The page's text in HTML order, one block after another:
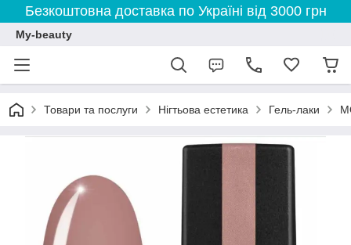
Безкоштовна доставка по Україні від 3000 грн
My-beauty
Товари та послуги Нігтьова естетика Гель-лаки